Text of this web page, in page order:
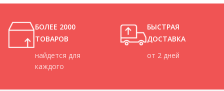
БОЛЕЕ 2000
ТОВАРОВ
найдется для
каждого
БЫСТРАЯ
ДОСТАВКА
от 2 дней